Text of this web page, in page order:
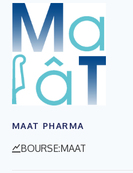
MAAT PHARMA
BOURSE:MAAT